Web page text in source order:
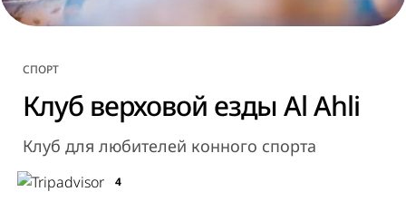
СПОРТ
Клуб верховой езды Al Ahli
Клуб для любителей конного спорта
4